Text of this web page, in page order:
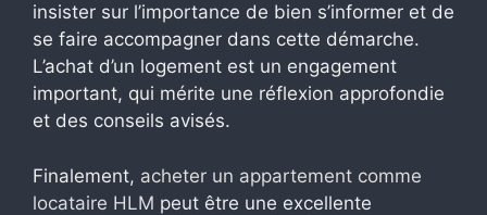
insister sur l’importance de bien s’informer et de
se faire accompagner dans cette démarche.
L’achat d’un logement est un engagement
important, qui mérite une réflexion approfondie
et des conseils avisés.
Finalement, acheter un appartement comme
locataire HLM peut être une excellente